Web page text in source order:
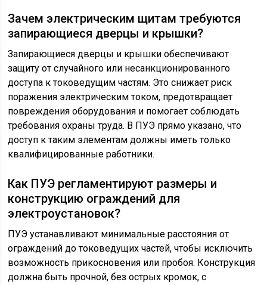
Зачем электрическим щитам требуются
запирающиеся дверцы и крышки?
Запирающиеся дверцы и крышки обеспечивают
защиту от случайного или несанкционированного
доступа к токоведущим частям. Это снижает риск
поражения электрическим током, предотвращает
повреждения оборудования и помогает соблюдать
требования охраны труда. В ПУЭ прямо указано, что
доступ к таким элементам должны иметь только
квалифицированные работники.
Как ПУЭ регламентируют размеры и
конструкцию ограждений для
электроустановок?
ПУЭ устанавливают минимальные расстояния от
ограждений до токоведущих частей, чтобы исключить
возможность прикосновения или пробоя. Конструкция
должна быть прочной, без острых кромок, с